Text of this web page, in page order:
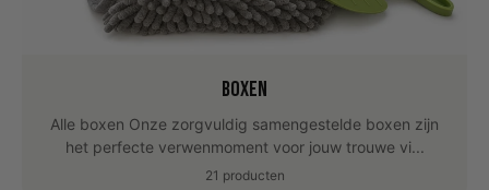
Boxen
Alle boxen Onze zorgvuldig samengestelde boxen zijn
het perfecte verwenmoment voor jouw trouwe vi...
21 producten